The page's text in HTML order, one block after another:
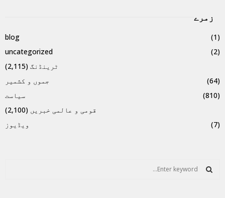
زمرے
blog
(1)
uncategorized
(2)
ٹرینڈنگ (2,115)
جموں و کشمیر
(64)
سیاست
(810)
قومی و عالمی خبریں (2,100)
ویڈیوز
(7)